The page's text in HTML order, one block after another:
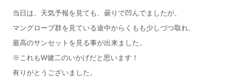
当日は、天気予報を見ても、曇りで凹んでましたが、
マングローブ群を見ている途中からくもも少しづつ取れ、
最高のサンセットを見る事が出来ました。
※これもW健二のいかげだと思います！
有りがとうございました。